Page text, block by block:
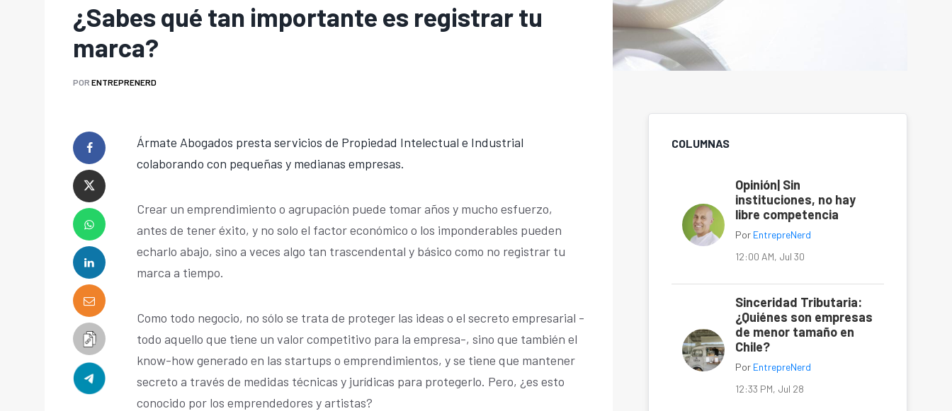
¿Sabes qué tan importante es registrar tu
marca?
POR ENTREPRENERD
Ármate Abogados presta servicios de Propiedad Intelectual e Industrial
colaborando con pequeñas y medianas empresas.
Crear un emprendimiento o agrupación puede tomar años y mucho esfuerzo,
antes de tener éxito, y no solo el factor económico o los imponderables pueden
echarlo abajo, sino a veces algo tan trascendental y básico como no registrar tu
marca a tiempo.
Como todo negocio, no sólo se trata de proteger las ideas o el secreto empresarial -
todo aquello que tiene un valor competitivo para la empresa-, sino que también el
know-how generado en las startups o emprendimientos, y se tiene que mantener
secreto a través de medidas técnicas y jurídicas para protegerlo. Pero, ¿es esto
conocido por los emprendedores y artistas?
COLUMNAS
Opinión| Sin
instituciones, no hay
libre competencia
Por EntrepreNerd
12:00 AM, Jul 30
Sinceridad Tributaria:
¿Quiénes son empresas
de menor tamaño en
Chile?
Por EntrepreNerd
12:33 PM, Jul 28